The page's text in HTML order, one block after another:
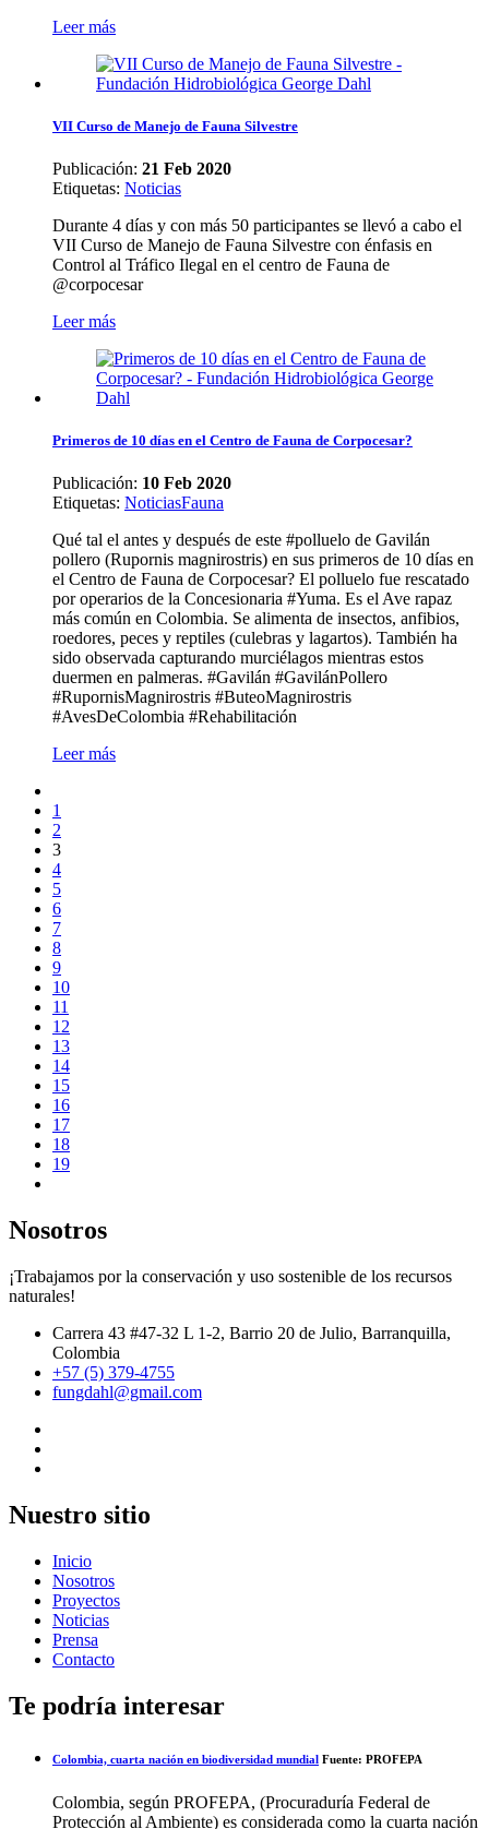
Leer más
VII Curso de Manejo de Fauna Silvestre
Publicación: 21 Feb 2020
Etiquetas: Noticias
Durante 4 días y con más 50 participantes se llevó a cabo el
VII Curso de Manejo de Fauna Silvestre con énfasis en
Control al Tráfico Ilegal en el centro de Fauna de
@corpocesar
Leer más
Primeros de 10 días en el Centro de Fauna de Corpocesar?
Publicación: 10 Feb 2020
Etiquetas: NoticiasFauna
Qué tal el antes y después de este #polluelo de Gavilán
pollero (Rupornis magnirostris) en sus primeros de 10 días en
el Centro de Fauna de Corpocesar? El polluelo fue rescatado
por operarios de la Concesionaria #Yuma. Es el Ave rapaz
más común en Colombia. Se alimenta de insectos, anfibios,
roedores, peces y reptiles (culebras y lagartos). También ha
sido observada capturando murciélagos mientras estos
duermen en palmeras. #Gavilán #GavilánPollero
#RupornisMagnirostris #ButeoMagnirostris
#AvesDeColombia #Rehabilitación
Leer más
1
2
3
4
5
6
7
8
9
10
11
12
13
14
15
16
17
18
19
Nosotros
¡Trabajamos por la conservación y uso sostenible de los recursos
naturales!
Carrera 43 #47-32 L 1-2, Barrio 20 de Julio, Barranquilla,
Colombia
+57 (5) 379-4755
fungdahl@gmail.com
Nuestro sitio
Inicio
Nosotros
Proyectos
Noticias
Prensa
Contacto
Te podría interesar
Colombia, cuarta nación en biodiversidad mundial Fuente: PROFEPA
Colombia, según PROFEPA, (Procuraduría Federal de
Protección al Ambiente) es considerada como la cuarta nación